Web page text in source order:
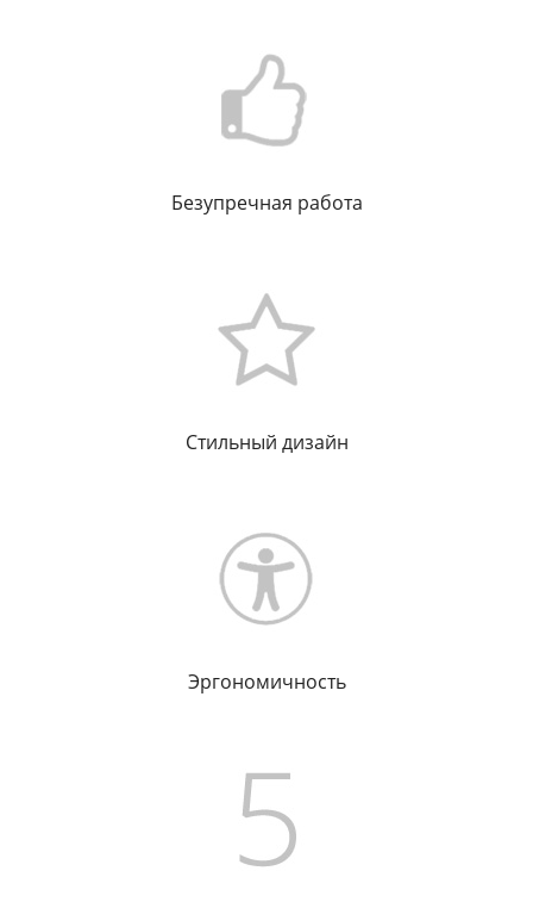
Безупречная работа
Стильный дизайн
Эргономичность